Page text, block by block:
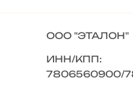
ООО "ЭТАЛОН"
ИНН/КПП:
7806560900/